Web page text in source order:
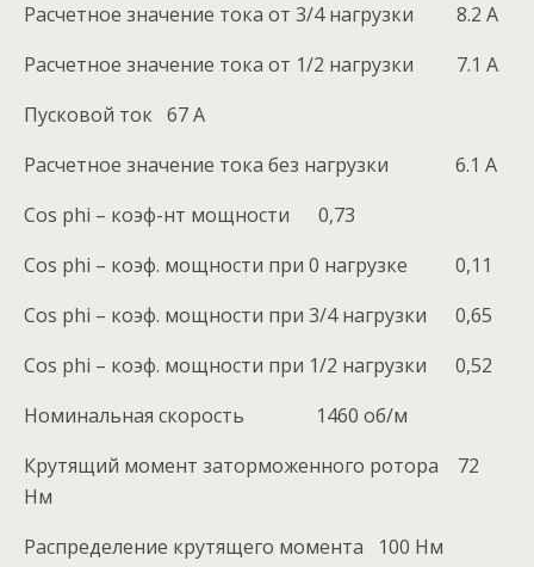
Расчетное значение тока от 3/4 нагрузки 8.2 A
Расчетное значение тока от 1/2 нагрузки 7.1 A
Пусковой ток 67 A
Расчетное значение тока без нагрузки 6.1 A
Cos phi – коэф-нт мощности 0,73
Cos phi – коэф. мощности при 0 нагрузке 0,11
Cos phi – коэф. мощности при 3/4 нагрузки 0,65
Cos phi – коэф. мощности при 1/2 нагрузки 0,52
Номинальная скорость 1460 об/м
Крутящий момент заторможенного ротора 72
Нм
Распределение крутящего момента 100 Нм